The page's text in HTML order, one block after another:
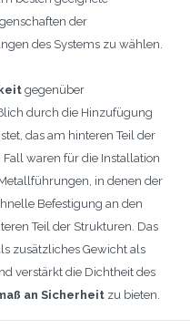
der
des Systems zu wählen.
gegenüber
durch die Hinzufügung
das am hinteren Teil der
waren für die Installation
in denen der
Befestigung an den
Teil der Strukturen. Das
zusätzliches Gewicht als
verstärkt die Dichtheit des
an Sicherheit zu bieten.